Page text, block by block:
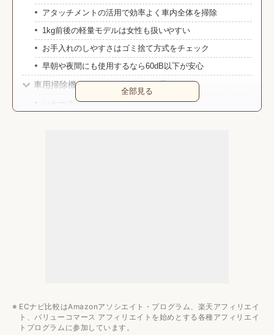
アタッチメントの活用で効率よく車内全体を掃除
1kg前後の軽量モデルは女性も扱いやすい
お手入れのしやすさはゴミ捨て方式をチェック
早朝や夜間にも使用するなら60dB以下が安心
車用掃除機のおすすめメーカー3選
全部見る
ECナビ比較はAmazonアソシエイト・プログラム、楽天アフィリエイ
ト、バリューコマース アフィリエイトを始めとする各種アフィリエイ
トプログラムに参加しています。